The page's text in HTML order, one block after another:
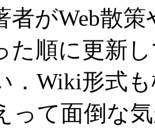
者がWeb散
た順に更新
．Wiki形式
って面倒な